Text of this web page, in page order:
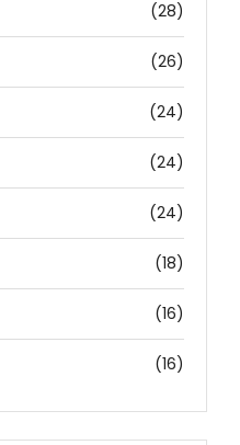
(28)
(26)
(24)
(24)
(24)
(18)
(16)
(16)